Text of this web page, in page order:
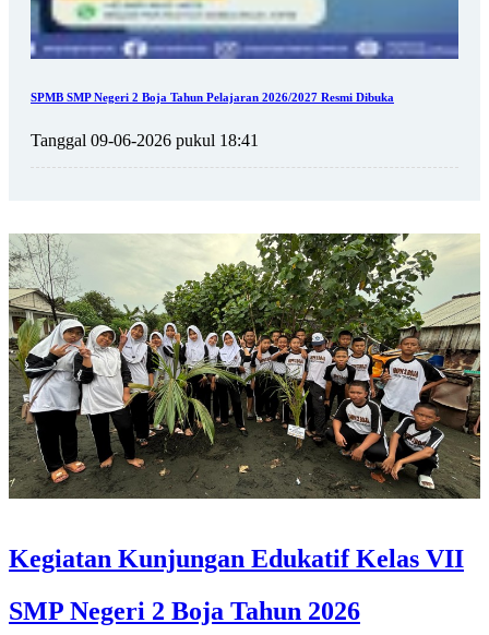
SPMB SMP Negeri 2 Boja Tahun Pelajaran 2026/2027 Resmi Dibuka
Tanggal 09-06-2026 pukul 18:41
Kegiatan Kunjungan Edukatif Kelas VII
SMP Negeri 2 Boja Tahun 2026